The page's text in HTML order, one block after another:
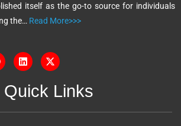
itself as the go-to source for individuals
the… Read More>>>
Quick Links